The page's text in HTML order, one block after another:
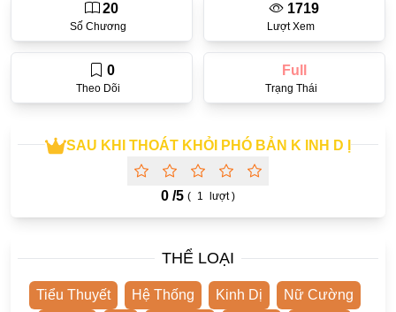
Phương Đông
Tiên Hiệp
SAU KHI THOÁT KHỎI PHÓ BẢN K INH D Ị
0 /5 ( 1 lượt )
Số Chương
20
Lượt Xem
1719
Theo Dõi
0
Trạng Thái
Full
THỂ LOẠI
Tiểu Thuyết Hệ Thống Kinh Dị
Nữ Cường